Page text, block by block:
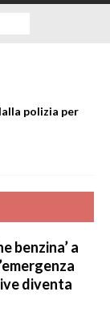
polizia per
benzina’ a
diventa